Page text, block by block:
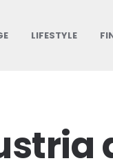
LIFESTYLE